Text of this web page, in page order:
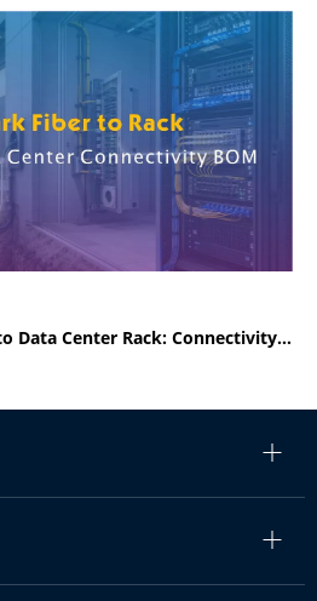
From Dark Fiber Route to Data Center Rack: Connectivity BOM Checklist